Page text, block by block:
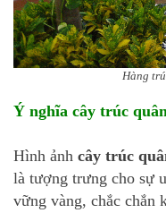
Hàng
Ý nghĩa cây trúc
Hình ảnh cây trúc
là tượng trưng cho sự
vững vàng, chắc chắn